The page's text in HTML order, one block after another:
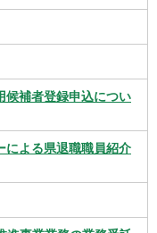
候補者登録申込につい
による県退職職員紹介